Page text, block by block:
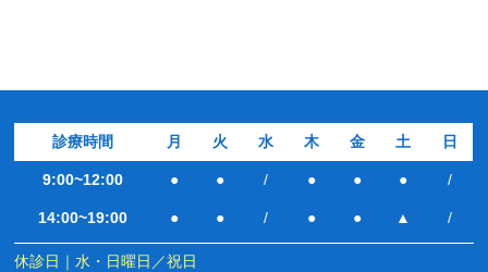
診療時間 月 火 水 木 金 土 日
9:00~12:00 ● ● / ● ● ● /
14:00~19:00 ● ● / ● ● ▲ /
休診日｜水・日曜日／祝日